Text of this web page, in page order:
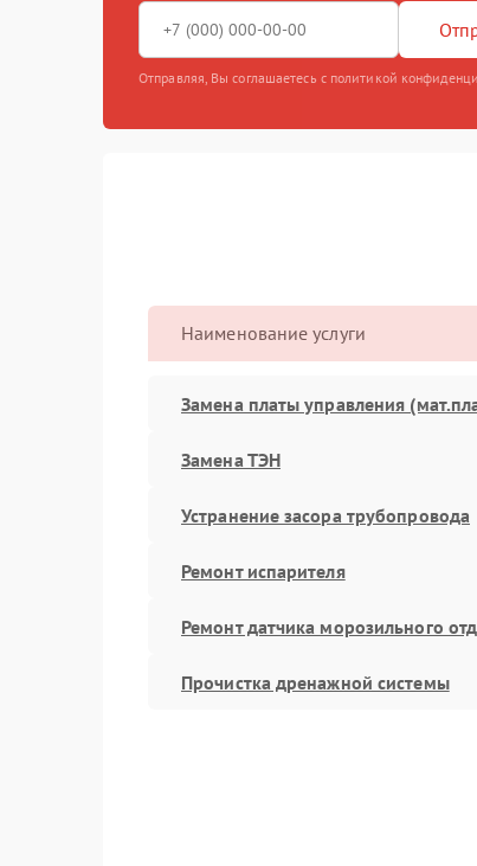
Отправляя, Вы соглашаетесь с политикой
Наименование услуги
Замена платы управления
Замена ТЭН
Устранение засора трубопровода
Ремонт испарителя
Ремонт датчика морозильного
Прочистка дренажной системы